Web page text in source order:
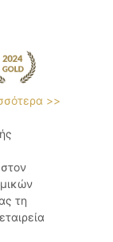
>>
στον
τη